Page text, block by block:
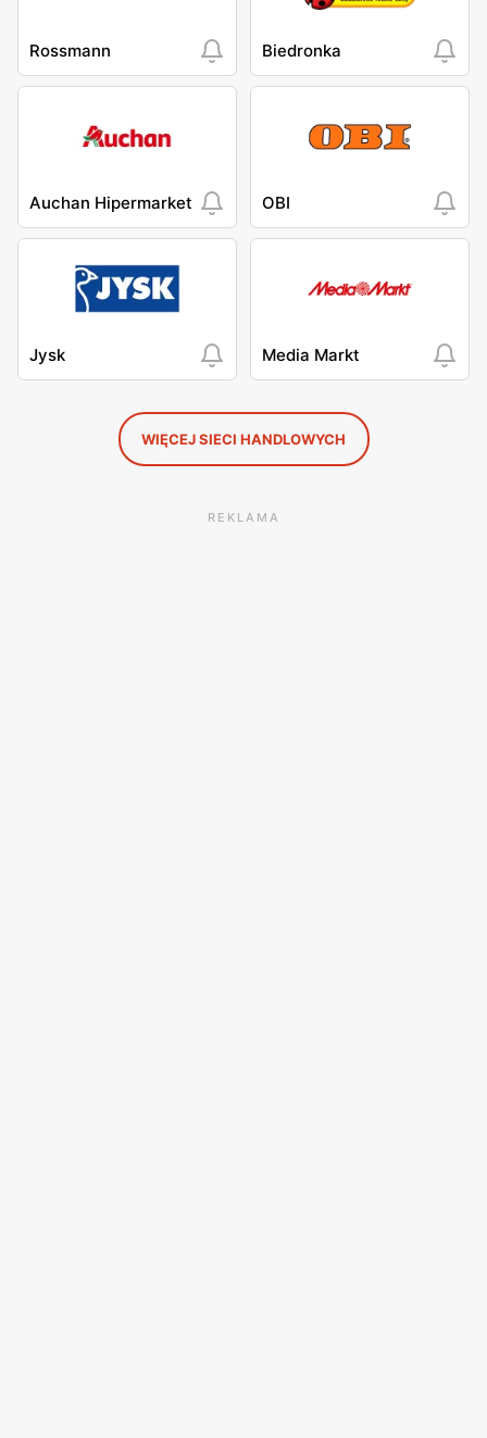
Rossmann Biedronka
Auchan Hipermarket OBI
Jysk Media Markt
WIĘCEJ SIECI HANDLOWYCH
REKLAMA